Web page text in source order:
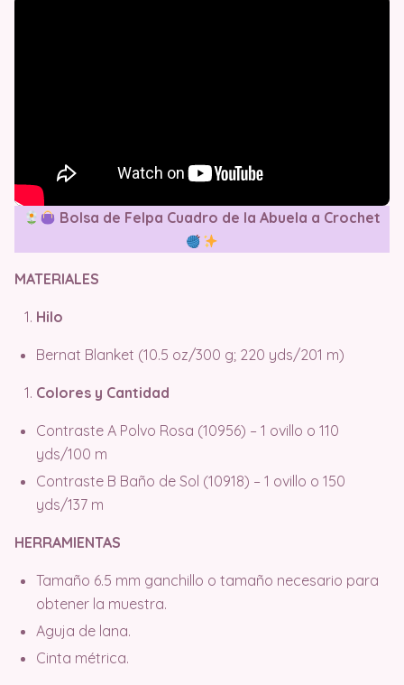
Bolsa de Felpa Cuadro de la Abuela a Crochet
MATERIALES
Hilo
Bernat Blanket (10.5 oz/300 g; 220 yds/201 m)
Colores y Cantidad
Contraste A Polvo Rosa (10956) – 1 ovillo o 110
yds/100 m
Contraste B Baño de Sol (10918) – 1 ovillo o 150
yds/137 m
HERRAMIENTAS
Tamaño 6.5 mm ganchillo o tamaño necesario para
obtener la muestra.
Aguja de lana.
Cinta métrica.